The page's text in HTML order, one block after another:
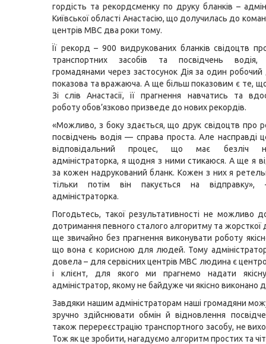
гордість та рекордсменку по друку бланків –
Київської області Анастасію, що долучилась до
центрів МВС два роки тому.
Її рекорд – 900 видрукованих бланків свідоцтв
транспортних засобів та посвідчень водія,
громадянами через застосунок Дія за один
показова та вражаюча. А ще більш показовим є те,
Зі слів Анастасії, її прагнення навчатись та
роботу обов’язково призведе до нових рекордів.
«Можливо, з боку здається, що друк свідоцтв про
посвідчень водія — справа проста. Але насправді
відповідальний процес, що має безліч
адміністраторка, я щодня з ними стикаюся. А ще я
за кожен надрукований бланк. Кожен з них я
тільки потім він пакується на відправку»,
адміністраторка.
Погодьтесь, такої результативності не можливо
дотримання певного сталого алгоритму та жорсткої
ще звичайно без прагнення виконувати роботу
що вона є корисною для людей. Тому
довела – для сервісних центрів МВС людина є
і клієнт, для якого ми прагнемо надати
адміністратор, якому не байдуже чи якісно виконано
Завдяки нашим адміністраторам наші громадяни
зручно здійснювати обмін й відновлення
також перереєстрацію транспортного засобу, не
Тож як це зробити, нагадуємо алгоритм простих та